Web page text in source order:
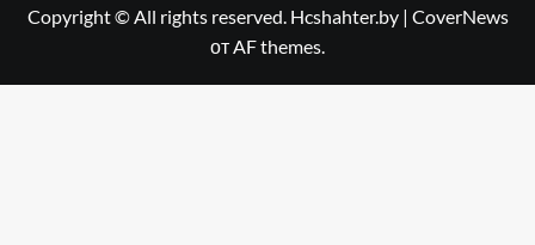
Copyright © All rights reserved. Hcshahter.by | CoverNews
от AF themes.